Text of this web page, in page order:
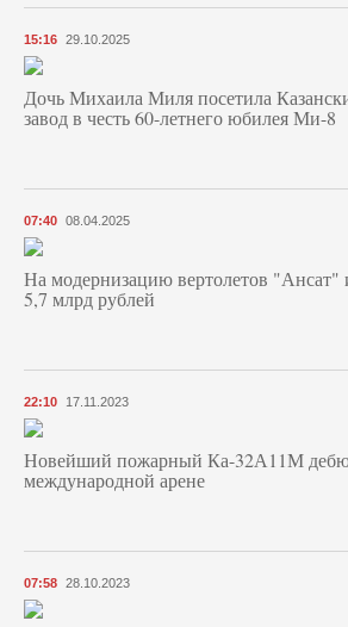
15:16 29.10.2025
Дочь Михаила Миля посетила
завод в честь 60-летнего юбилея Ми-8
07:40 08.04.2025
На модернизацию вертолетов
5,7 млрд рублей
22:10 17.11.2023
Новейший пожарный Ка-32А11М
международной арене
07:58 28.10.2023